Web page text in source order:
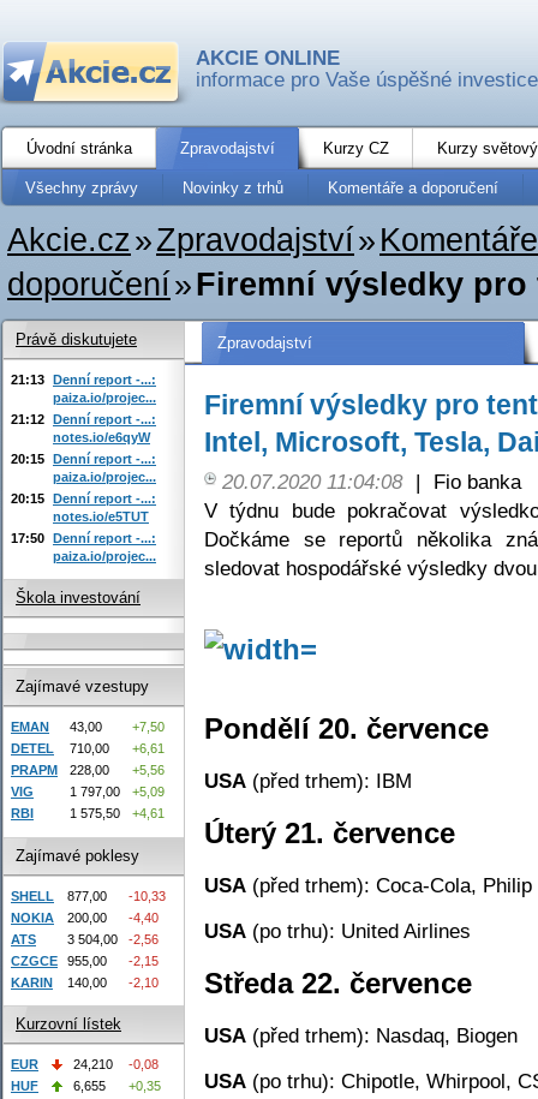
AKCIE ONLINE
informace pro Vaše úspěšné investice
Úvodní stránka Zpravodajství Kurzy CZ Kurzy
Všechny zprávy Novinky z trhů Komentáře a doporučení
Akcie.cz»Zpravodajství»
doporučení»Firemní výsledky pro
Zpravodajství
Firemní výsledky pro
Intel, Microsoft, Tesla,
20.07.2020 11:04:08 |
Fio banka
V týdnu bude pokračovat
Dočkáme se reportů několika
sledovat hospodářské výsledky
Pondělí 20. července
USA (před trhem): IBM
Úterý 21. července
USA (před trhem): Coca-Cola,
USA (po trhu): United Airlines
Středa 22. července
USA (před trhem): Nasdaq, Biogen
USA (po trhu): Chipotle, Whirpool,
Právě diskutujete
21:13 Denní report -...:
paiza.io/projec...
21:12 Denní report -...:
notes.io/e6qyW
20:15 Denní report -...:
paiza.io/projec...
20:15 Denní report -...:
notes.io/e5TUT
17:50 Denní report -...:
paiza.io/projec...
Škola investování
Zajímavé vzestupy
EMAN 43,00
+7,50
DETEL
710,00
+6,61
PRAPM
228,00
+5,56
VIG
1 797,00
+5,09
RBI
1 575,50 +4,61
Zajímavé poklesy
SHELL 877,00
-10,33
NOKIA
200,00
-4,40
ATS
3 504,00
-2,56
CZGCE
955,00
-2,15
KARIN
140,00 -2,10
Kurzovní lístek
EUR 24,210
-0,08
HUF
6,655
+0,35